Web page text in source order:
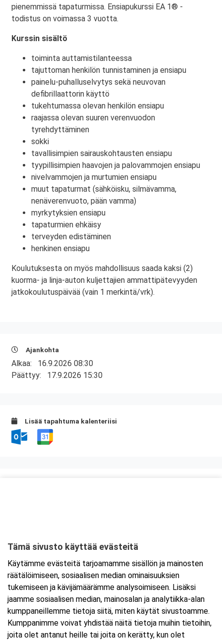
pienemmissä tapaturmissa. Ensiapukurssi EA 1® -
todistus on voimassa 3 vuotta.
Kurssin sisältö
toiminta auttamistilanteessa
tajuttoman henkilön tunnistaminen ja ensiapu
painelu-puhalluselvytys sekä neuvovan
defibrillaattorin käyttö
tukehtumassa olevan henkilön ensiapu
raajassa olevan suuren verenvuodon
tyrehdyttäminen
sokki
tavallisimpien sairauskohtausten ensiapu
tyypillisimpien haavojen ja palovammojen ensiapu
nivelvammojen ja murtumien ensiapu
muut tapaturmat (sähköisku, silmävamma,
nenäverenvuoto, pään vamma)
myrkytyksien ensiapu
tapaturmien ehkäisy
terveyden edistäminen
henkinen ensiapu
Koulutuksesta on myös mahdollisuus saada kaksi (2)
kuorma- ja linja-auton kuljettajien ammattipätevyyden
jatkokoulutuspäivää (vain 1 merkintä/vrk).
Ajankohta
Alkaa: 16.9.2026 08:30
Päättyy: 17.9.2026 15:30
Lisää tapahtuma kalenteriisi
Tarkempi kartta ja ajo-ohjeet
Tämä sivusto käyttää evästeitä
Käytämme evästeitä tarjoamamme sisällön ja mainosten
räätälöimiseen, sosiaalisen median ominaisuuksien
tukemiseen ja kävijämäärämme analysoimiseen. Lisäksi
jaamme sosiaalisen median, mainosalan ja analytiikka-alan
kumppaneillemme tietoja siitä, miten käytät sivustoamme.
Kumppanimme voivat yhdistää näitä tietoja muihin tietoihin,
joita olet antanut heille tai joita on kerätty, kun olet